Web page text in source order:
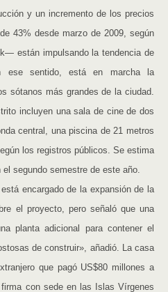
y un incremento de los precios
43% desde marzo de 2009, según
están impulsando la tendencia de
ese sentido, está en marcha la
sótanos más grandes de la ciudad.
incluyen una sala de cine de dos
central, una piscina de 21 metros
los registros públicos. Se estima
segundo semestre de este año.
encargado de la expansión de la
el proyecto, pero señaló que una
planta adicional para contener el
de construir», añadió. La casa
que pagó US$80 millones a
con sede en las Islas Vírgenes